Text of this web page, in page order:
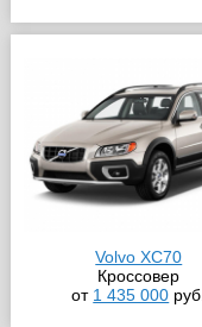
Volvo XC70
Кроссовер
от 1 435 000 руб.